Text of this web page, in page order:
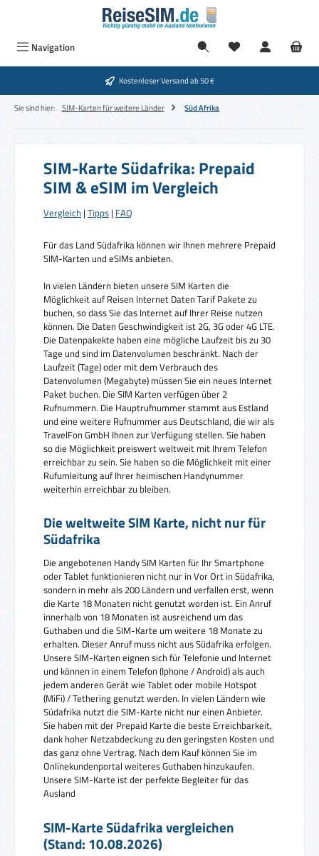
Zum Hauptinhalt springen
Navigation
Kostenloser Versand ab 50 €
Sie sind hier: SIM-Karten für weitere Länder Süd Afrika
SIM-Karte Südafrika: Prepaid
SIM & eSIM im Vergleich
Vergleich | Tipps | FAQ
Für das Land Südafrika können wir Ihnen mehrere Prepaid
SIM-Karten und eSIMs anbieten.
In vielen Ländern bieten unsere SIM Karten die
Möglichkeit auf Reisen Internet Daten Tarif Pakete zu
buchen, so dass Sie das Internet auf Ihrer Reise nutzen
können. Die Daten Geschwindigkeit ist 2G, 3G oder 4G LTE.
Die Datenpakekte haben eine mögliche Laufzeit bis zu 30
Tage und sind im Datenvolumen beschränkt. Nach der
Laufzeit (Tage) oder mit dem Verbrauch des
Datenvolumen (Megabyte) müssen Sie ein neues Internet
Paket buchen. Die SIM Karten verfügen über 2
Rufnummern. Die Hauptrufnummer stammt aus Estland
und eine weitere Rufnummer aus Deutschland, die wir als
TravelFon GmbH Ihnen zur Verfügung stellen. Sie haben
so die Möglichkeit preiswert weltweit mit Ihrem Telefon
erreichbar zu sein. Sie haben so die Möglichkeit mit einer
Rufumleitung auf Ihrer heimischen Handynummer
weiterhin erreichbar zu bleiben.
Die weltweite SIM Karte, nicht nur für
Südafrika
Die angebotenen Handy SIM Karten für Ihr Smartphone
oder Tablet funktionieren nicht nur in Vor Ort in Südafrika,
sondern in mehr als 200 Ländern und verfallen erst, wenn
die Karte 18 Monaten nicht genutzt worden ist. Ein Anruf
innerhalb von 18 Monaten ist ausreichend um das
Guthaben und die SIM-Karte um weitere 18 Monate zu
erhalten. Dieser Anruf muss nicht aus Südafrika erfolgen.
Unsere SIM-Karten eignen sich für Telefonie und Internet
und können in einem Telefon (Iphone / Android) als auch
jedem anderen Gerät wie Tablet oder mobile Hotspot
(MiFi) / Tethering genutzt werden. In vielen Ländern wie
Südafrika nutzt die SIM-Karte nicht nur einen Anbieter.
Sie haben mit der Prepaid Karte die beste Erreichbarkeit,
dank hoher Netzabdeckung zu den geringsten Kosten und
das ganz ohne Vertrag. Nach dem Kauf können Sie im
Onlinekundenportal weiteres Guthaben hinzukaufen.
Unsere SIM-Karte ist der perfekte Begleiter für das
Ausland
SIM-Karte Südafrika vergleichen
(Stand: 10.08.2026)